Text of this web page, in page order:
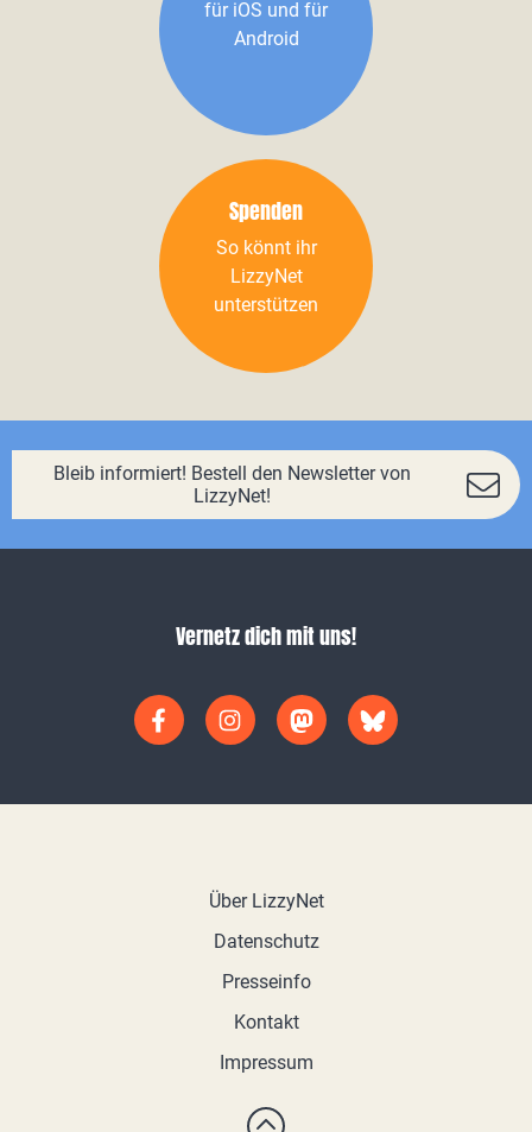
für iOS und für
Android
Spenden
So könnt ihr
LizzyNet
unterstützen
Bleib informiert! Bestell den Newsletter von
LizzyNet!
Vernetz dich mit uns!
Über LizzyNet
Datenschutz
Presseinfo
Kontakt
Impressum